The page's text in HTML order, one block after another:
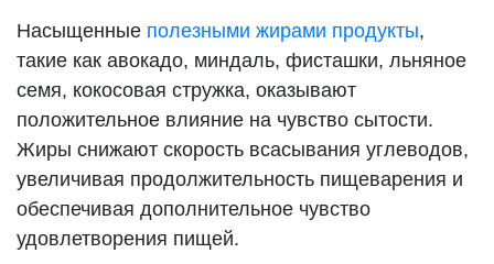
Насыщенные полезными жирами продукты,
такие как авокадо, миндаль, фисташки, льняное
семя, кокосовая стружка, оказывают
положительное влияние на чувство сытости.
Жиры снижают скорость всасывания углеводов,
увеличивая продолжительность пищеварения и
обеспечивая дополнительное чувство
удовлетворения пищей.